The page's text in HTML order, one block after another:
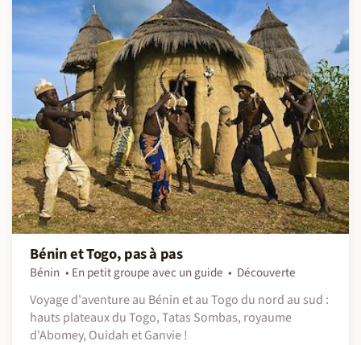
Bénin et Togo, pas à pas
Bénin En petit groupe avec un guide
Découverte
Voyage d'aventure au Bénin et au Togo du nord au sud :
hauts plateaux du Togo, Tatas Sombas, royaume
d'Abomey, Ouidah et Ganvie !